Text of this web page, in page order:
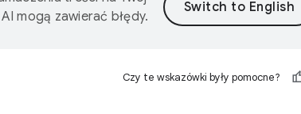
mogą zawierać błędy.
Czy te wskazówki były pomocne?